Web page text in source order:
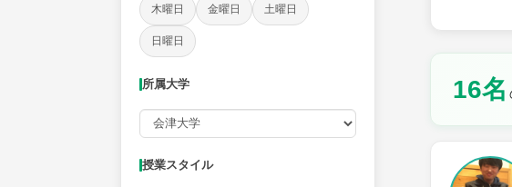
木曜日 金曜日 土曜日
日曜日
所属大学
授業スタイル
16名
授業可能日
火曜日 土曜日 日曜日
所属大学